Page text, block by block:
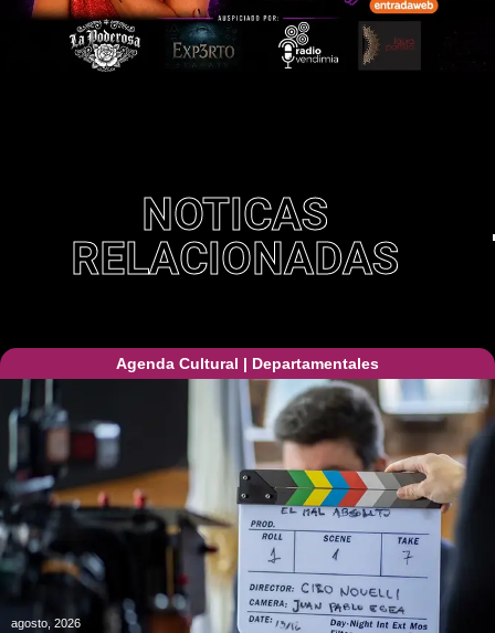
NOTICAS
RELACIONADAS
Agenda Cultural | Departamentales
agosto, 2026